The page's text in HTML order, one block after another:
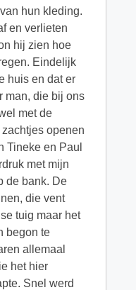
hun kleding.
en verlieten
hij zien hoe
Eindelijk
huis en dat er
man, die bij ons
met de
openen
Tineke en Paul
met mijn
de bank. De
die vent
tuig maar het
begon te
allemaal
het hier
Snel werd